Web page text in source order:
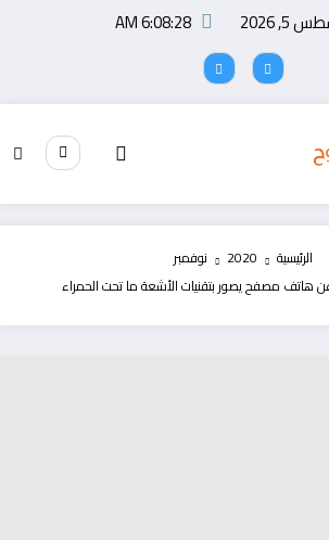
2026
6:08:28 AM
الرئيسية 2020
نوفمبر
مصفح يصور بتقنيات الأشعة ما تحت الحمراء